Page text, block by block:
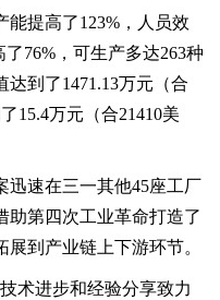
能提高了123%，人员效
76%，可生产多达263种
到了1471.13万元（合
15.4万元（合21410美
迅速在三一其他45座工厂
助第四次工业革命打造了
到产业链上下游环节。
术进步和经验分享致力